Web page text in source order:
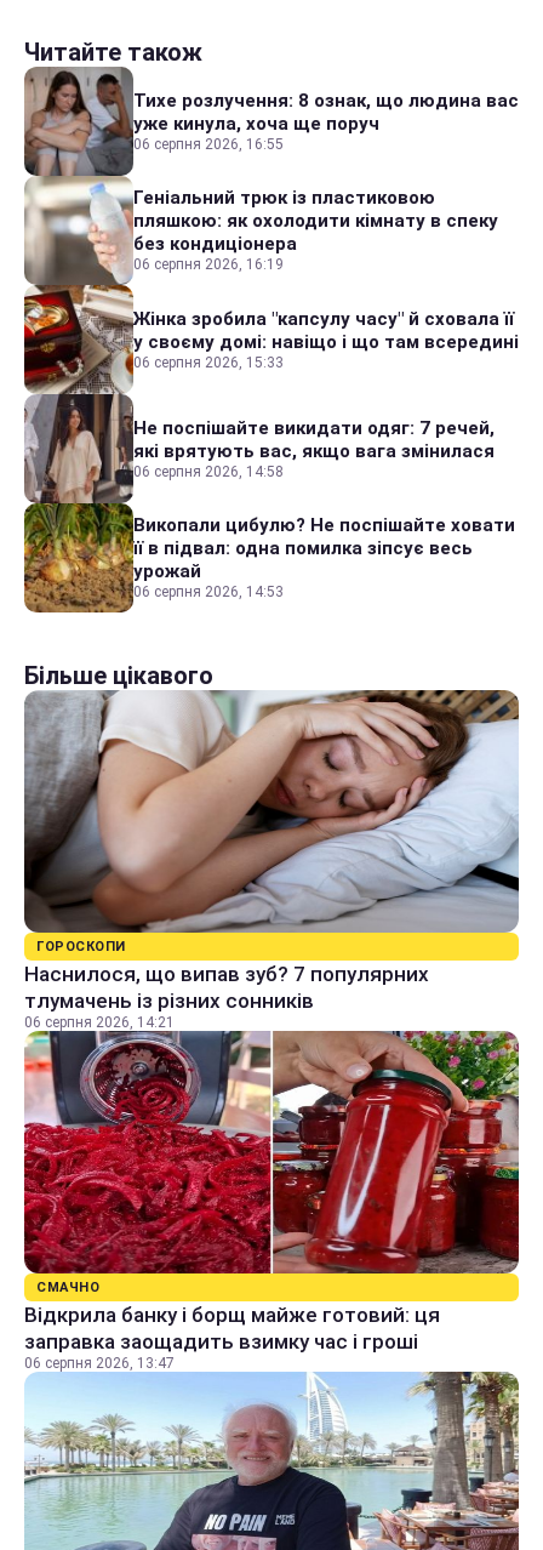
Читайте також
Тихе розлучення: 8 ознак, що людина вас
уже кинула, хоча ще поруч
06 серпня 2026, 16:55
Геніальний трюк із пластиковою
пляшкою: як охолодити кімнату в спеку
без кондиціонера
06 серпня 2026, 16:19
Жінка зробила "капсулу часу" й сховала її
у своєму домі: навіщо і що там всередині
06 серпня 2026, 15:33
Не поспішайте викидати одяг: 7 речей,
які врятують вас, якщо вага змінилася
06 серпня 2026, 14:58
Викопали цибулю? Не поспішайте ховати
її в підвал: одна помилка зіпсує весь
урожай
06 серпня 2026, 14:53
Більше цікавого
ГОРОСКОПИ
Наснилося, що випав зуб? 7 популярних
тлумачень із різних сонників
06 серпня 2026, 14:21
СМАЧНО
Відкрила банку і борщ майже готовий: ця
заправка заощадить взимку час і гроші
06 серпня 2026, 13:47